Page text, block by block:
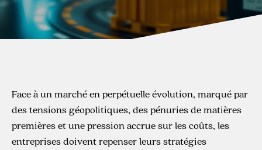
Face à un marché en perpétuelle évolution, marqué par
des tensions géopolitiques, des pénuries de matières
premières et une pression accrue sur les coûts, les
entreprises doivent repenser leurs stratégies